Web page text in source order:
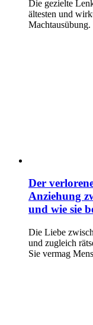
Die gezielte
ältesten und
Der
Anziehung
und wie sie
Die Liebe
und zugleich
Sie vermag